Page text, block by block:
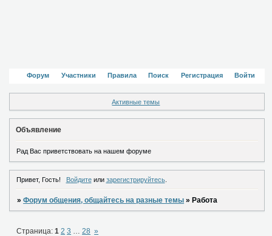
Форум Участники Правила Поиск Регистрация Войти
Активные темы
Объявление
Рад Вас приветствовать на нашем форуме
Привет, Гость! Войдитеили зарегистрируйтесь.
»Форум общения, общайтесь на разные темы »Работа
Страница:1 2 3 … 28 »